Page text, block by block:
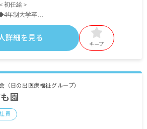
＜初任給＞
年制大学卒
給207,000円
職能基本給152,000円＋業務基本給15,000円＋資格
手当5,000円＋処遇改善手当Ⅰ 30,000円＋処遇改善
短大・専門学校卒
給204,000円
能基本給149,000円＋業務基本給15,000円＋資格
当Ⅱ 5,000円
詳細を見る
キープ
（日の出医療福祉グループ）
園
員